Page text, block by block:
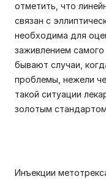
отметить, что
связан с
необходима для
заживлением
бывают случаи,
проблемы, нежели
такой ситуации
золотым
Инъекции